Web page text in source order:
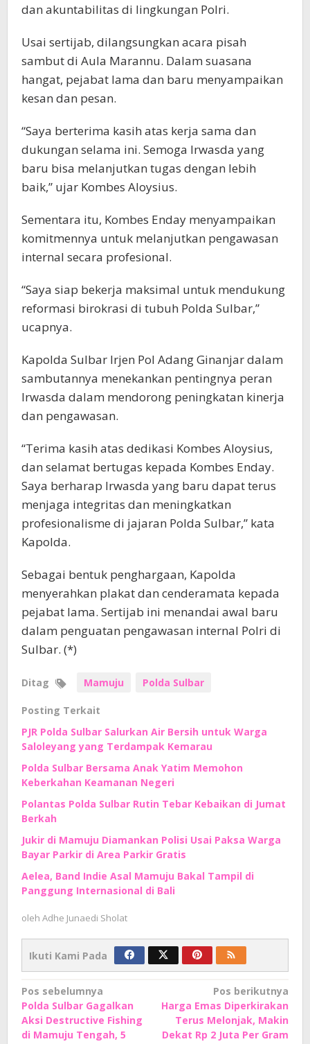
dan akuntabilitas di lingkungan Polri.
Usai sertijab, dilangsungkan acara pisah
sambut di Aula Marannu. Dalam suasana
hangat, pejabat lama dan baru menyampaikan
kesan dan pesan.
“Saya berterima kasih atas kerja sama dan
dukungan selama ini. Semoga Irwasda yang
baru bisa melanjutkan tugas dengan lebih
baik,” ujar Kombes Aloysius.
Sementara itu, Kombes Enday menyampaikan
komitmennya untuk melanjutkan pengawasan
internal secara profesional.
“Saya siap bekerja maksimal untuk mendukung
reformasi birokrasi di tubuh Polda Sulbar,”
ucapnya.
Kapolda Sulbar Irjen Pol Adang Ginanjar dalam
sambutannya menekankan pentingnya peran
Irwasda dalam mendorong peningkatan kinerja
dan pengawasan.
“Terima kasih atas dedikasi Kombes Aloysius,
dan selamat bertugas kepada Kombes Enday.
Saya berharap Irwasda yang baru dapat terus
menjaga integritas dan meningkatkan
profesionalisme di jajaran Polda Sulbar,” kata
Kapolda.
Sebagai bentuk penghargaan, Kapolda
menyerahkan plakat dan cenderamata kepada
pejabat lama. Sertijab ini menandai awal baru
dalam penguatan pengawasan internal Polri di
Sulbar. (*)
Ditag Mamuju Polda Sulbar
Posting Terkait
PJR Polda Sulbar Salurkan Air Bersih untuk Warga
Saloleyang yang Terdampak Kemarau
Polda Sulbar Bersama Anak Yatim Memohon
Keberkahan Keamanan Negeri
Polantas Polda Sulbar Rutin Tebar Kebaikan di Jumat
Berkah
Jukir di Mamuju Diamankan Polisi Usai Paksa Warga
Bayar Parkir di Area Parkir Gratis
Aelea, Band Indie Asal Mamuju Bakal Tampil di
Panggung Internasional di Bali
oleh Adhe Junaedi Sholat
Ikuti Kami Pada
Navigasi
pos
Pos sebelumnya
Polda Sulbar Gagalkan
Aksi Destructive Fishing
di Mamuju Tengah, 5
Pos berikutnya
Harga Emas Diperkirakan
Terus Melonjak, Makin
Dekat Rp 2 Juta Per Gram